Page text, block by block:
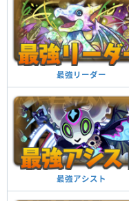
トライフ
2ターンの間、受けるダメー
ドラゴンとマシンタイプの攻撃
ナ
火闇の同時攻撃でダメージを
ジ。火属性の全パラメータが1.5
トライレイ
1ターンの間、操作時間、ド
解除し、光とお邪魔、爆弾を
覚醒スキル
覚醒アシスト
他のモ
が付与
火コンボ強化＋
火ドロ
アップ
トライプレッ
敵の行動を4ターン遅らせる。
覚醒スキル
覚醒アシスト
他のモ
最強リーダー
最強アシスト